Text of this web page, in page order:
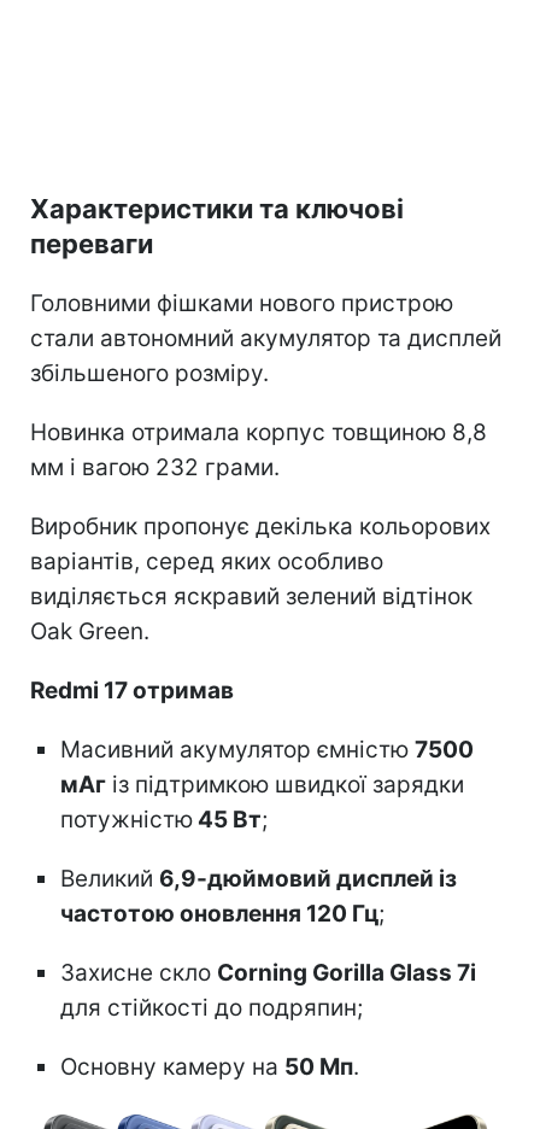
Характеристики та ключові
переваги
Головними фішками нового пристрою
стали автономний акумулятор та дисплей
збільшеного розміру.
Новинка отримала корпус товщиною 8,8
мм і вагою 232 грами.
Виробник пропонує декілька кольорових
варіантів, серед яких особливо
виділяється яскравий зелений відтінок
Oak Green.
Redmi 17 отримав
Масивний акумулятор ємністю 7500
мАг із підтримкою швидкої зарядки
потужністю 45 Вт;
Великий 6,9-дюймовий дисплей із
частотою оновлення 120 Гц;
Захисне скло Corning Gorilla Glass 7i
для стійкості до подряпин;
Основну камеру на 50 Мп.